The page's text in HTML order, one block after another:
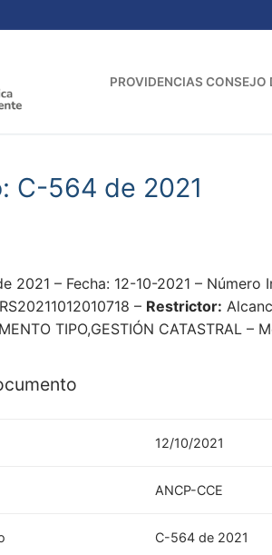
PROVIDENCIAS CONSEJO
C-564 de 2021
2021 – Fecha: 12-10-2021 –
– Restrictor:
TIPO,GESTIÓN CATASTRAL –
12/10/2021
ANCP-CCE
C-564 de 2021